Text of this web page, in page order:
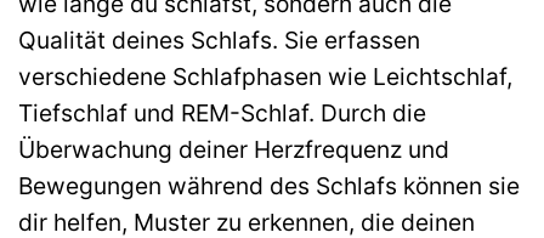
Qualität deines Schlafs. Sie erfassen
verschiedene Schlafphasen wie Leichtschlaf,
Tiefschlaf und REM-Schlaf. Durch die
Überwachung deiner Herzfrequenz und
Bewegungen während des Schlafs können sie
dir helfen, Muster zu erkennen, die deinen